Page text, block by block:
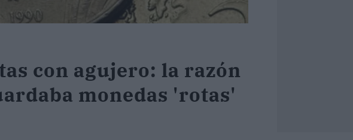
con agujero: la razón
monedas 'rotas'